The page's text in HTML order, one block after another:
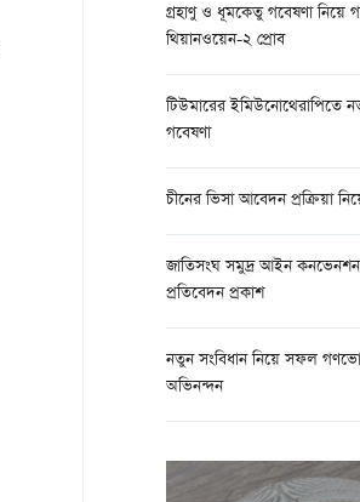
গ্রহাণু ও ধূমকেতু গবেষণা নিয়ে
থিয়ানওয়েন-২ প্রোব
টিউমারের ইমিউনোথেরাপিতে
গবেষণা
চীনের ভিসা আবেদন প্রক্রিয়া
জাতিসংঘ সমুদ্র আইন কনভেনশন
প্রতিবেদন প্রকাশ
নতুন সংবিধান নিয়ে সফল
অভিনন্দন